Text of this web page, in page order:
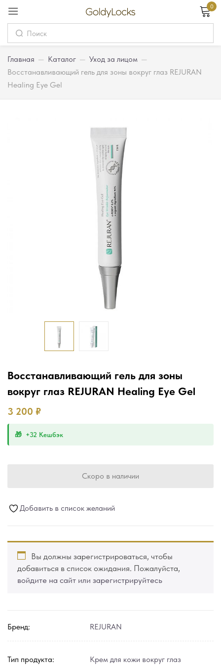
0
Главная — Каталог — Уход за лицом —
Восстанавливающий гель для зоны вокруг глаз REJURAN
Healing Eye Gel
Восстанавливающий гель для зоны
вокруг глаз REJURAN Healing Eye Gel
3 200 ₽
+32 Кешбэк
Скоро в наличии
Добавить в список желаний
Вы должны зарегистрироваться, чтобы
добавиться в список ожидания. Пожалуйста,
войдите на сайт или зарегистрируйтесь
Бренд: REJURAN
Тип продукта: Крем для кожи вокруг глаз
Вход
Password
Вход
Регистрация